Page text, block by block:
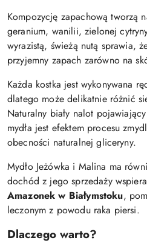
Kompozycję zapachową tworzą
geranium, wanilii, zielonej
wyrazistą, świeżą nutą sprawia,
przyjemny zapach zarówno na
Każda kostka jest wykonywana
dlatego może delikatnie różnić
Naturalny biały nalot
mydła jest efektem procesu
obecności naturalnej gliceryny.
Mydło Jeżówka i Malina ma
dochód z jego sprzedaży
Amazonek w Białymstoku,
leczonym z powodu raka piersi.
Dlaczego warto?